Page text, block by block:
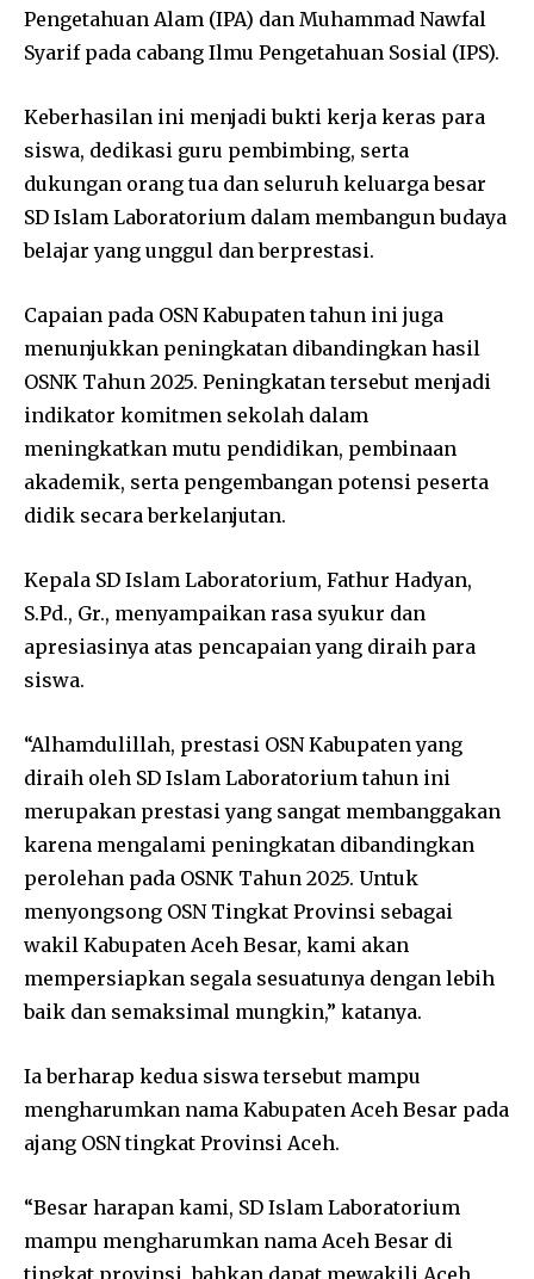
Pengetahuan Alam (IPA) dan Muhammad Nawfal
Syarif pada cabang Ilmu Pengetahuan Sosial (IPS).
Keberhasilan ini menjadi bukti kerja keras para
siswa, dedikasi guru pembimbing, serta
dukungan orang tua dan seluruh keluarga besar
SD Islam Laboratorium dalam membangun budaya
belajar yang unggul dan berprestasi.
Capaian pada OSN Kabupaten tahun ini juga
menunjukkan peningkatan dibandingkan hasil
OSNK Tahun 2025. Peningkatan tersebut menjadi
indikator komitmen sekolah dalam
meningkatkan mutu pendidikan, pembinaan
akademik, serta pengembangan potensi peserta
didik secara berkelanjutan.
Kepala SD Islam Laboratorium, Fathur Hadyan,
S.Pd., Gr., menyampaikan rasa syukur dan
apresiasinya atas pencapaian yang diraih para
siswa.
“Alhamdulillah, prestasi OSN Kabupaten yang
diraih oleh SD Islam Laboratorium tahun ini
merupakan prestasi yang sangat membanggakan
karena mengalami peningkatan dibandingkan
perolehan pada OSNK Tahun 2025. Untuk
menyongsong OSN Tingkat Provinsi sebagai
wakil Kabupaten Aceh Besar, kami akan
mempersiapkan segala sesuatunya dengan lebih
baik dan semaksimal mungkin,” katanya.
Ia berharap kedua siswa tersebut mampu
mengharumkan nama Kabupaten Aceh Besar pada
ajang OSN tingkat Provinsi Aceh.
“Besar harapan kami, SD Islam Laboratorium
mampu mengharumkan nama Aceh Besar di